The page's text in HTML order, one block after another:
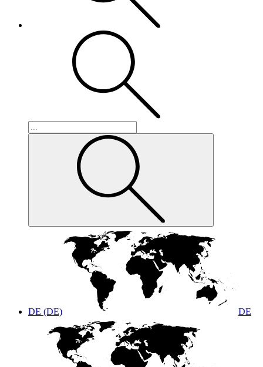
DE (DE) DE